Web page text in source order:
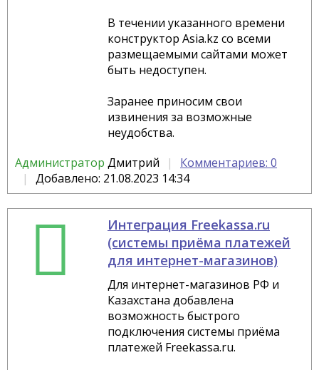
В течении указанного времени
конструктор Asia.kz со всеми
размещаемыми сайтами может
быть недоступен.
Заранее приносим свои
извинения за возможные
неудобства.
Администратор Дмитрий
Комментариев: 0
Добавлено: 21.08.2023 14:34
Интеграция Freekassa.ru
(системы приёма платежей
для интернет-магазинов)
Для интернет-магазинов РФ и
Казахстана добавлена
возможность быстрого
подключения системы приёма
платежей Freekassa.ru.